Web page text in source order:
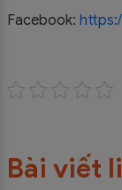
Facebook:
Bài viết